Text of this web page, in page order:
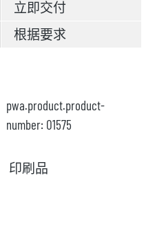
立即交付
根据要求
pwa.product.product-
number: O1575
印刷品